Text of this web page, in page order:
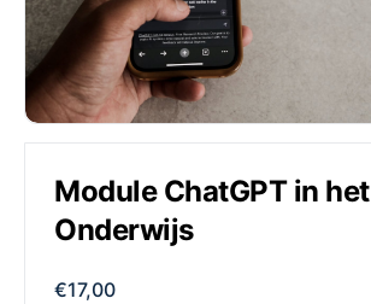
Module ChatGPT in het
Onderwijs
€17,00